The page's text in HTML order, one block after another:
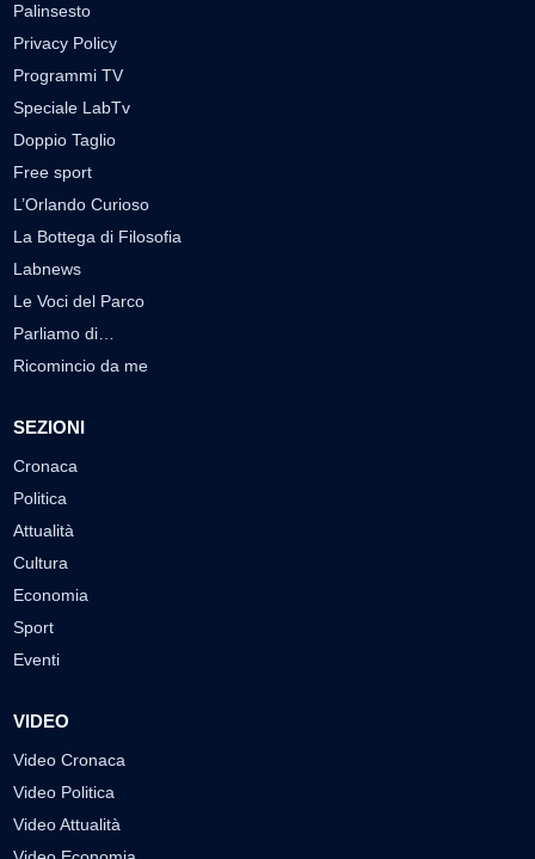
Palinsesto
Privacy Policy
Programmi TV
Speciale LabTv
Doppio Taglio
Free sport
L’Orlando Curioso
La Bottega di Filosofia
Labnews
Le Voci del Parco
Parliamo di…
Ricomincio da me
SEZIONI
Cronaca
Politica
Attualità
Cultura
Economia
Sport
Eventi
VIDEO
Video Cronaca
Video Politica
Video Attualità